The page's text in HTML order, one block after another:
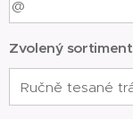
Zvolený sortiment